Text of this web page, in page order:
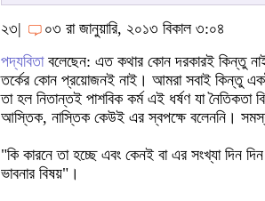
২৩|
০৩ রা জানুয়ারি, ২০১৩ বিকাল ৩:০৪
পদ্যবিতাবলেছেন: এত কথার কোন দরকারই কিন্তু
তর্কের কোন প্রয়োজনই নাই। আমরা সবাই কিন্তু
তা হল নিতান্তই পাশবিক কর্ম এই ধর্ষণ যা নৈতিকতা
আস্তিক, নাস্তিক কেউই এর স্বপক্ষে বলেননি।
"কি কারনে তা হচ্ছে এবং কেনই বা এর সংখ্যা দিন
ভাবনার বিষয়"।